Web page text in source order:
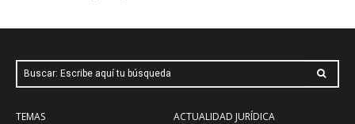
Buscar: Escribe aquí tu búsqueda
TEMAS
ACTUALIDAD JURÍDICA